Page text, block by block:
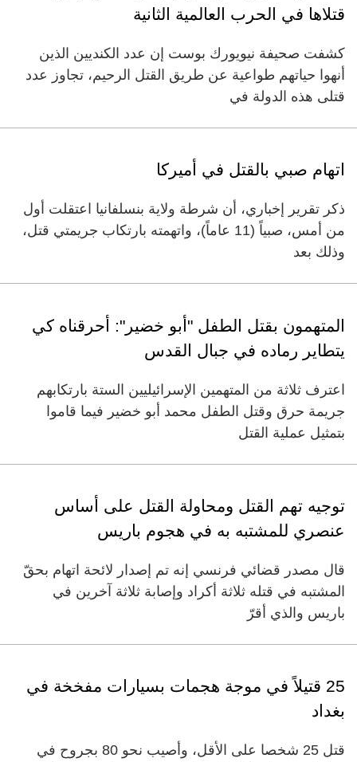
قتلاها في الحرب العالمية الثانية
كشفت صحيفة نيويورك بوست إن عدد الكنديين الذين
أنهوا حياتهم طواعية عن طريق القتل الرحيم، تجاوز عدد
قتلى هذه الدولة في
اتهام صبي بالقتل في أميركا
ذكر تقرير إخباري، أن شرطة ولاية بنسلفانيا اعتقلت أول
من أمس، صبياً (11 عاماً)، واتهمته بارتكاب جريمتي قتل،
وذلك بعد
المتهمون بقتل الطفل "أبو خضير": أحرقناه كي
يتطاير رماده في جبال القدس
اعترف ثلاثة من المتهمين الإسرائيليين الستة بارتكابهم
جريمة حرق وقتل الطفل محمد أبو خضير فيما قاموا
بتمثيل عملية القتل
توجيه تهم القتل ومحاولة القتل على أساس
عنصري للمشتبه به في هجوم باريس
قال مصدر قضائي فرنسي إنه تم إصدار لائحة اتهام بحقّ
المشتبه في قتله ثلاثة أكراد وإصابة ثلاثة آخرين في
باريس والذي أقرّ
25 قتيلاً في موجة هجمات بسيارات مفخخة في
بغداد
قتل 25 شخصا على الأقل، وأصيب نحو 80 بجروح في